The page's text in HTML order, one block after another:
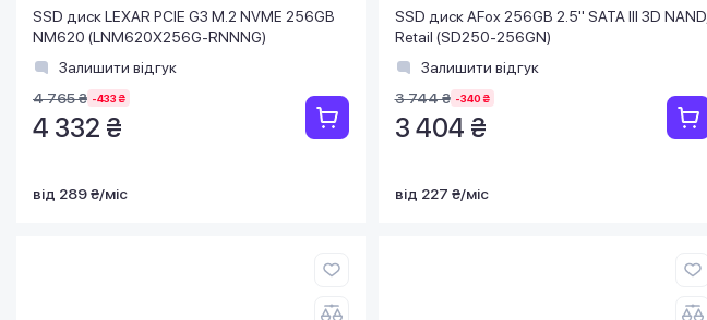
SSD диск LEXAR PCIE G3 M.2 NVME 256GB
NM620 (LNM620X256G-RNNNG)
Залишити відгук
4 765 ₴ -433 ₴
4 332 ₴
від 289 ₴/міс
SSD диск AFox 256GB 2.5" SATA III 3D NAND,
Retail (SD250-256GN)
Залишити відгук
3 744 ₴ -340 ₴
3 404 ₴
від 227 ₴/міс